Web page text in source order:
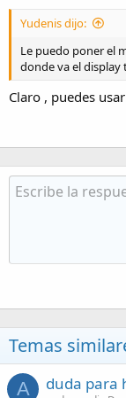
Yudenis dijo:
Le puedo poner el
donde va el display
Claro , puedes
Temas
A duda para